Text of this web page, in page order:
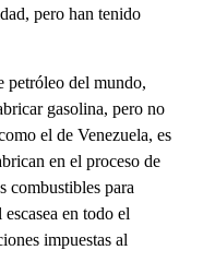
pero han tenido
petróleo del mundo,
gasolina, pero no
el de Venezuela, es
en el proceso de
combustibles para
en todo el
impuestas al